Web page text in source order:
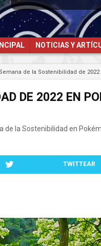
NOTICIAS Y
Semana de la Sostenibilidad de
DE 2022 EN
la Sostenibilidad en
TWITTEAR